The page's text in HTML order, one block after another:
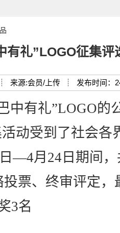
有礼”LOGO征集评
来源:会员/上传 ┊ 发布时间：
中有礼”LOGO的
动受到了社会各
—4月24日期间
票、终审评定，
3名